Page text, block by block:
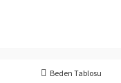
Beden Tablosu